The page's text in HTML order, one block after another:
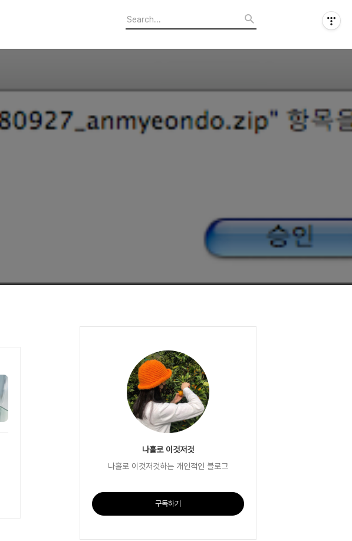
나홀로 이것저것
나홀로 이것저것하는 개인적인 블로그
구독하기